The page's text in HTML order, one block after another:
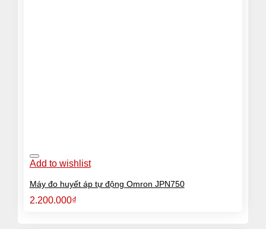
Add to wishlist
Máy đo huyết áp tự động Omron JPN750
2.200.000₫